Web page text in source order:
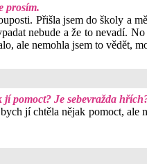
prosím.
Přišla jsem do školy a
nebude a že to nevadí.
ale nemohla jsem to vědět,
pomoct? Je sebevražda
jí chtěla nějak pomoct,